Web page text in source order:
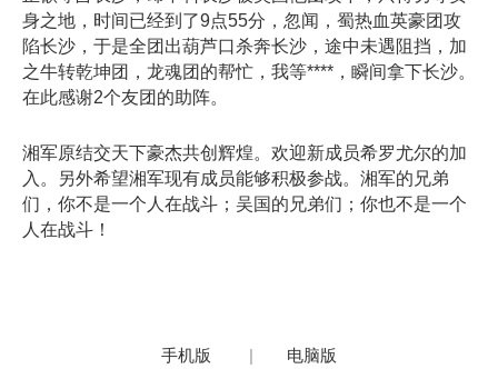
身之地，时间已经到了9点55分，忽闻，蜀热血英豪团攻
陷长沙，于是全团出葫芦口杀奔长沙，途中未遇阻挡，加
之牛转乾坤团，龙魂团的帮忙，我等****，瞬间拿下长沙。
在此感谢2个友团的助阵。
湘军原结交天下豪杰共创辉煌。欢迎新成员希罗尤尔的加
入。另外希望湘军现有成员能够积极参战。湘军的兄弟
们，你不是一个人在战斗；吴国的兄弟们；你也不是一个
人在战斗！
手机版 | 电脑版